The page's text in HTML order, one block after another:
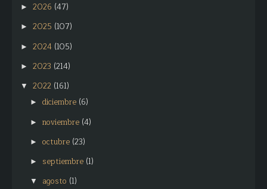
► 2026 (47)
► 2025 (107)
► 2024 (105)
► 2023 (214)
▼ 2022 (161)
► diciembre (6)
► noviembre (4)
► octubre (23)
► septiembre (1)
▼ agosto (1)